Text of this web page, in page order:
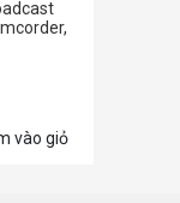
4K at
vào giỏ